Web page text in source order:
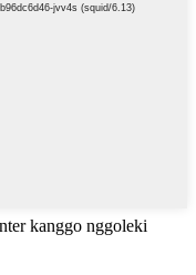
kanggo nggoleki